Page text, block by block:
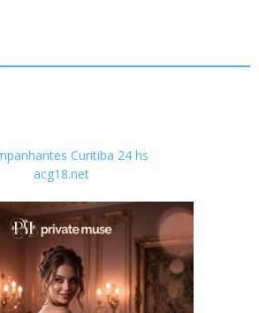
Curitiba 24 hs
acg18.net